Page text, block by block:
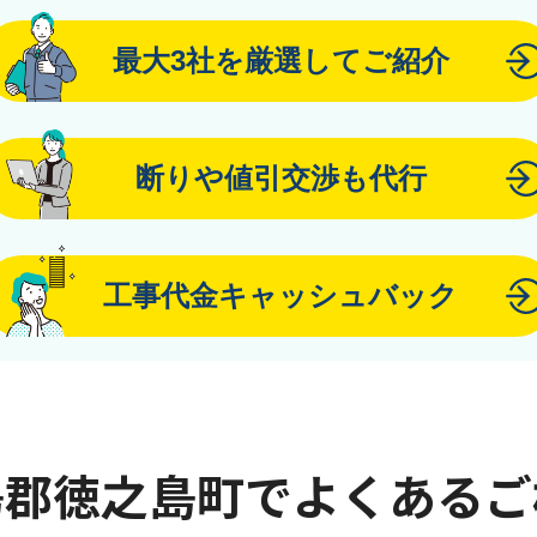
最大3社を厳選してご紹介
断りや値引交渉も代行
工事代金キャッシュバック
徳之島町でよくある